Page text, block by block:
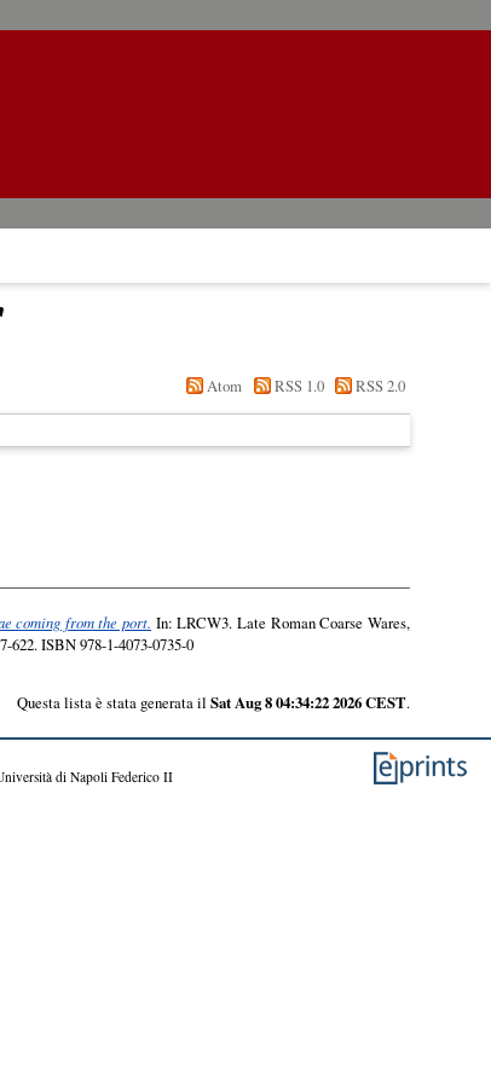
Atom RSS 1.0 RSS 2.0
coming from the port. In: LRCW3. Late Roman Coarse Wares,
622. ISBN 978-1-4073-0735-0
Questa lista è stata generata il Sat Aug 8 04:34:22 2026 CEST.
di Napoli Federico II